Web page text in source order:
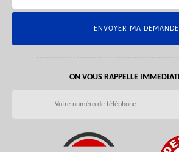
ON VOUS RAPPELLE